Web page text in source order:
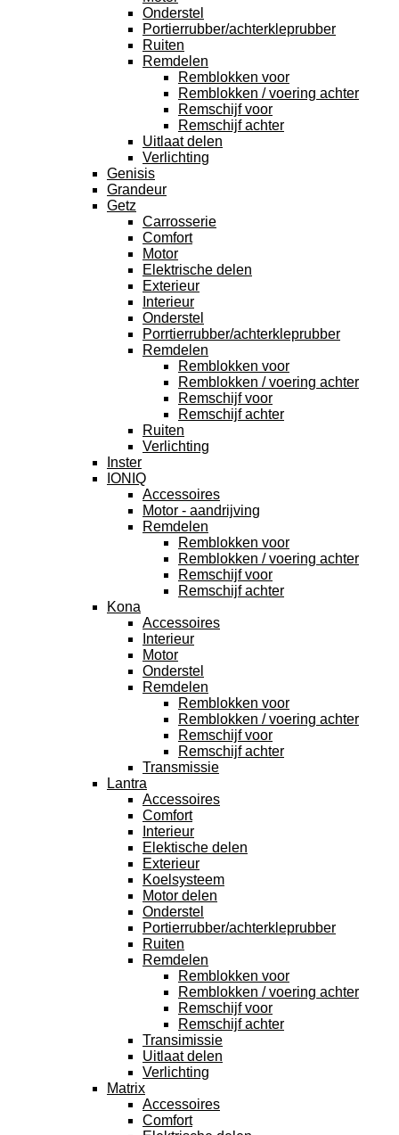
Onderstel
Portierrubber/achterkleprubber
Ruiten
Remdelen
Remblokken voor
Remblokken / voering achter
Remschijf voor
Remschijf achter
Uitlaat delen
Verlichting
Genisis
Grandeur
Getz
Carrosserie
Comfort
Motor
Elektrische delen
Exterieur
Interieur
Onderstel
Porrtierrubber/achterkleprubber
Remdelen
Remblokken voor
Remblokken / voering achter
Remschijf voor
Remschijf achter
Ruiten
Verlichting
Inster
IONIQ
Accessoires
Motor - aandrijving
Remdelen
Remblokken voor
Remblokken / voering achter
Remschijf voor
Remschijf achter
Kona
Accessoires
Interieur
Motor
Onderstel
Remdelen
Remblokken voor
Remblokken / voering achter
Remschijf voor
Remschijf achter
Transmissie
Lantra
Accessoires
Comfort
Interieur
Elektische delen
Exterieur
Koelsysteem
Motor delen
Onderstel
Portierrubber/achterkleprubber
Ruiten
Remdelen
Remblokken voor
Remblokken / voering achter
Remschijf voor
Remschijf achter
Transimissie
Uitlaat delen
Verlichting
Matrix
Accessoires
Comfort